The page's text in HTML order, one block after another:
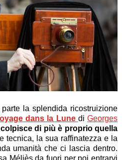
parte la splendida ricostruizione
dans la Lune diGeorges
colpisce di più è proprio quella
tecnica, la sua raffinatezza e la
umanità che ci lascia dentro.
Méliès da fuori per poi entrarvi